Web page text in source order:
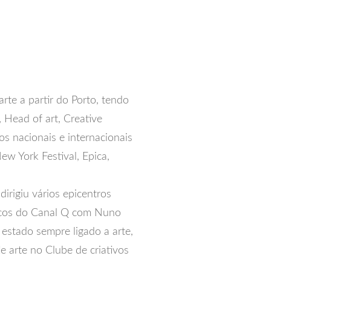
a partir do Porto, tendo
Head of art, Creative
nacionais e internacionais
York Festival, Epica,
vários epicentros
do Canal Q com Nuno
sempre ligado a arte,
arte no Clube de criativos